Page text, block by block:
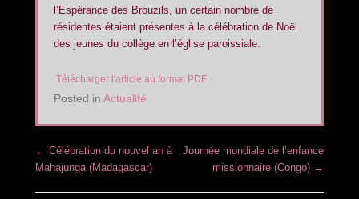
l’Espérance des Brouzils, un certain nombre de
résidentes étaient présentes à la célébration de Noël
des jeunes du collège en l’église paroissiale.
Télécharger l'article au format PDF
Posted in Actualité
Post navigation
← Célébration du nouvel an à
Mahajunga (Madagascar)
Journée mondiale de l’enfance
missionnaire (Congo) →